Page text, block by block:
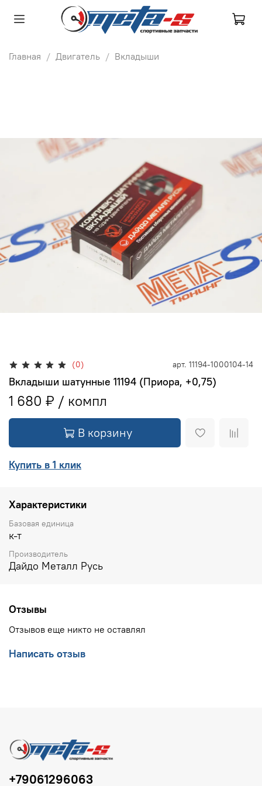
Главная Двигатель Вкладыши
(0) арт. 11194-1000104-14
Вкладыши шатунные 11194 (Приора, +0,75)
1 680 ₽
В корзину
Купить в 1 клик
Характеристики
Базовая единица
к-т
Производитель
Дайдо Металл Русь
Отзывы
Отзывов еще никто не оставлял
Написать отзыв
+79061296063